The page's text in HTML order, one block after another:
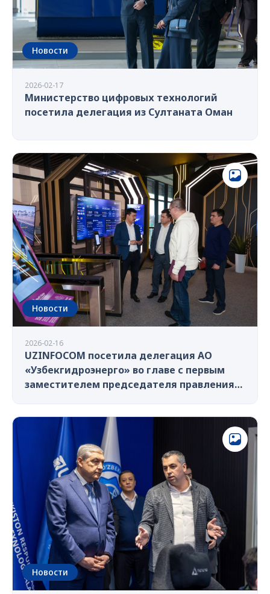
Новости
2026-02-17
Министерство цифровых технологий
посетила делегация из Султаната Оман
Новости
2026-02-16
UZINFOCOM посетила делегация АО
«Узбекгидроэнерго» во главе с первым
заместителем председателя правления
Новости